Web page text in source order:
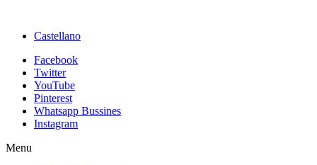
Castellano
Facebook
Twitter
YouTube
Pinterest
Whatsapp Bussines
Instagram
Menu